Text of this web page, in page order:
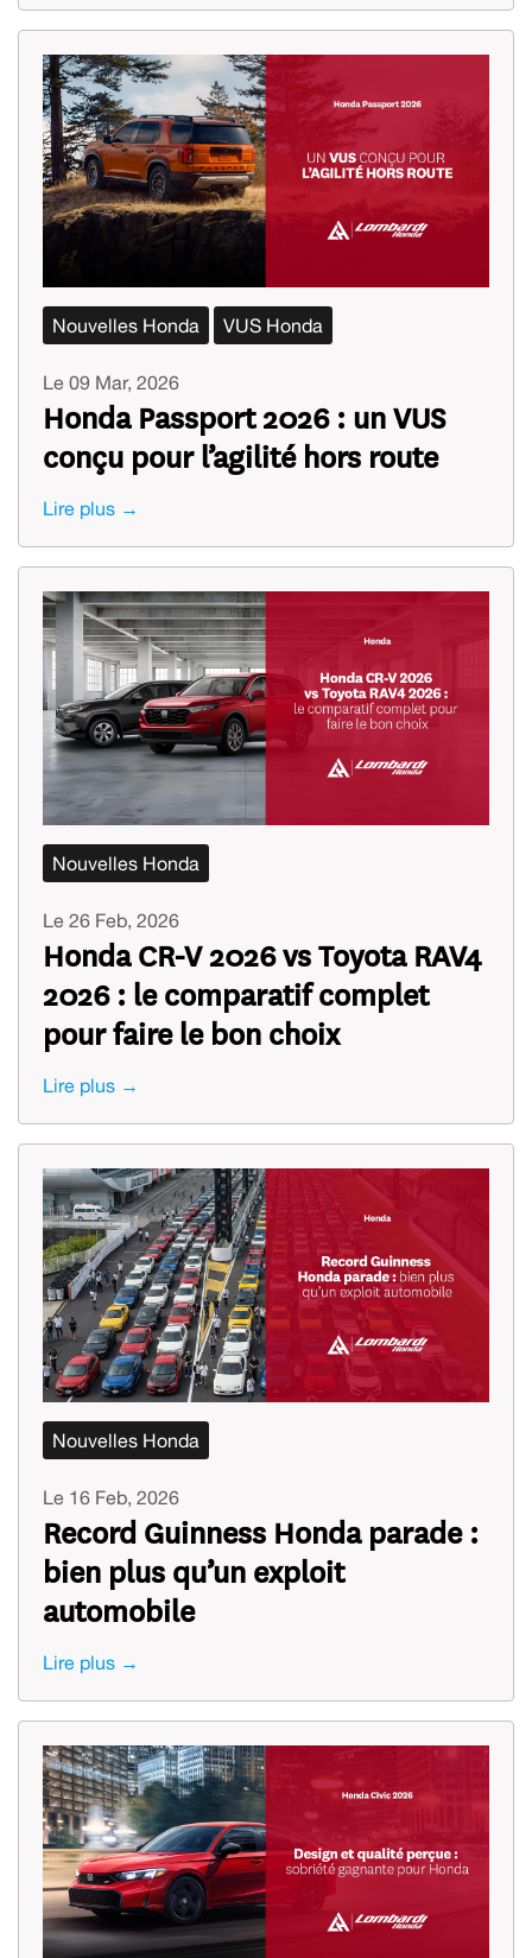
Nouvelles Honda VUS Honda
Le 09 Mar, 2026
Honda Passport 2026 : un VUS
conçu pour l’agilité hors route
Lire plus →
Nouvelles Honda
Le 26 Feb, 2026
Honda CR-V 2026 vs Toyota RAV4
2026 : le comparatif complet
pour faire le bon choix
Lire plus →
Nouvelles Honda
Le 16 Feb, 2026
Record Guinness Honda parade :
bien plus qu’un exploit
automobile
Lire plus →